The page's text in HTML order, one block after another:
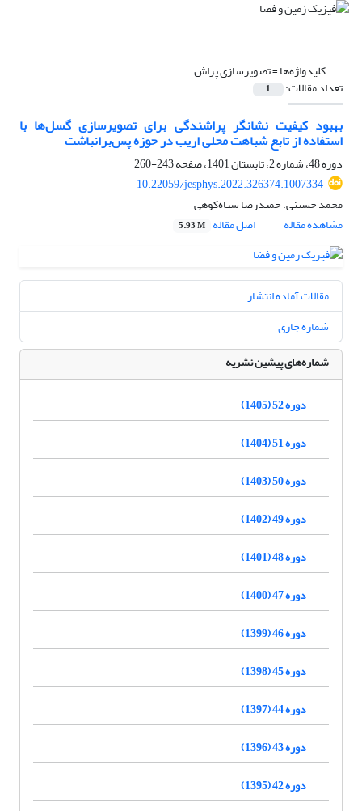
کلیدواژه‌ها =تصویرسازی پراش
تعداد مقالات: 1
بهبود کیفیت نشانگر پراشندگی برای تصویرسازی گسل‌ها با
استفاده از تابع شباهت محلی اریب در حوزه پس‌برانباشت
دوره 48، شماره 2، تابستان 1401، صفحه
243-260
10.22059/jesphys.2022.326374.1007334
محمد حسینی، حمیدرضا سیاه‌کوهی
مشاهده مقاله
اصل مقاله 5.93 M
مقالات آماده انتشار
شماره جاری
شماره‌های پیشین نشریه
دوره 52 (1405)
دوره 51 (1404)
دوره 50 (1403)
دوره 49 (1402)
دوره 48 (1401)
دوره 47 (1400)
دوره 46 (1399)
دوره 45 (1398)
دوره 44 (1397)
دوره 43 (1396)
دوره 42 (1395)